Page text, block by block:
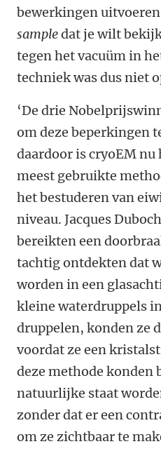
bewerkingen
sampledat je wilt
tegen het vacuüm in
techniek was dus niet
‘De drie
om deze beperkingen
daardoor is cryoEM nu
meest gebruikte
het bestuderen van
niveau. Jacques
bereikten een
tachtig ontdekten dat
worden in een
kleine waterdruppels
druppelen, konden ze
voordat ze een
deze methode konden
natuurlijke staat
zonder dat er een
om ze zichtbaar te